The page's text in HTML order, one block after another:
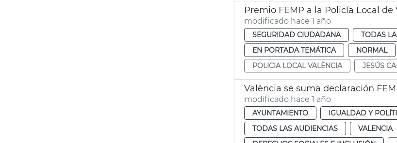
modificado hace 1 año
SEGURIDAD CIUDADANA TODAS
EN PORTADA TEMÁTICA
NORMAL
POLICIA LOCAL VALÈNCIA
JESÚS
València se suma declaración
modificado hace 1 año
AYUNTAMIENTO IGUALDAD Y
TODAS LAS AUDIENCIAS
VALENCIA